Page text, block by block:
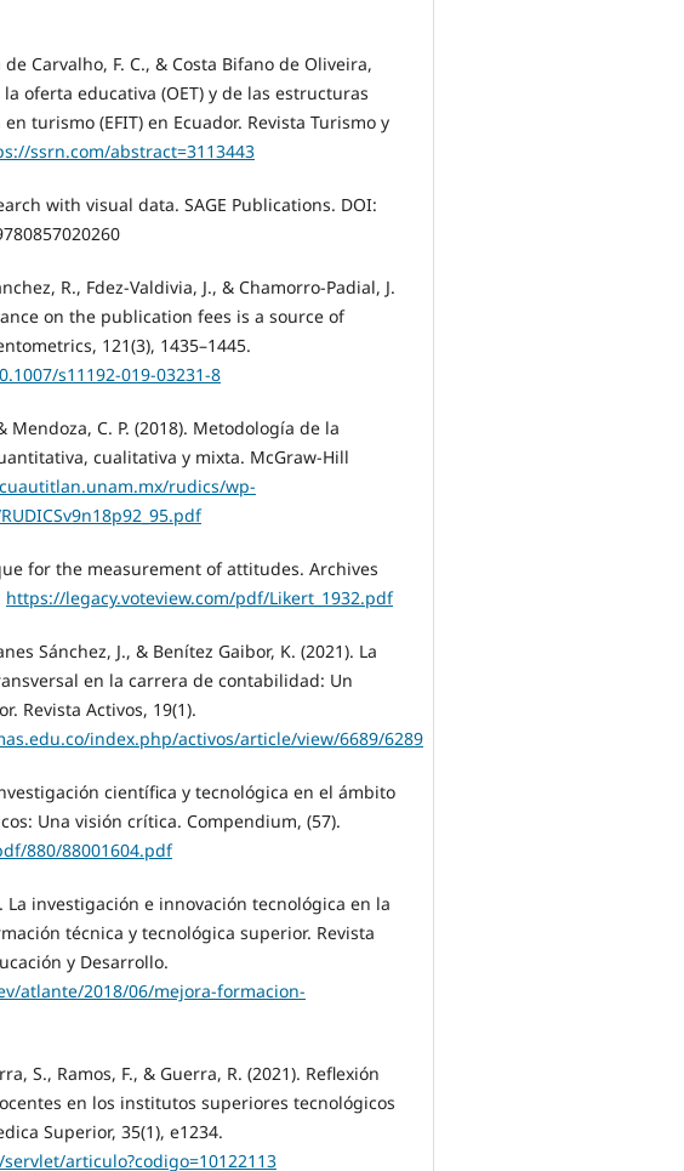
Carvalho, F. C., & Costa Bifano de Oliveira,
oferta educativa (OET) y de las estructuras
turismo (EFIT) en Ecuador. Revista Turismo y
ssrn.com/abstract=3113443
with visual data. SAGE Publications. DOI:
R., Fdez-Valdivia, J., & Chamorro-Padial, J.
on the publication fees is a source of
121(3), 1435–1445.
s11192-019-03231-8
Mendoza, C. P. (2018). Metodología de la
cualitativa y mixta. McGraw-Hill
rudics/wp-
for the measurement of attitudes. Archives
https://legacy.voteview.com/pdf/Likert_1932.pdf
Sánchez, J., & Benítez Gaibor, K. (2021). La
en la carrera de contabilidad: Un
Revista Activos, 19(1).
index.php/activos/article/view/6689/6289
científica y tecnológica en el ámbito
Una visión crítica. Compendium, (57).
880/88001604.pdf
La investigación e innovación tecnológica en la
técnica y tecnológica superior. Revista
y Desarrollo.
atlante/2018/06/mejora-formacion-
S., Ramos, F., & Guerra, R. (2021). Reflexión
en los institutos superiores tecnológicos
Superior, 35(1), e1234.
articulo?codigo=10122113